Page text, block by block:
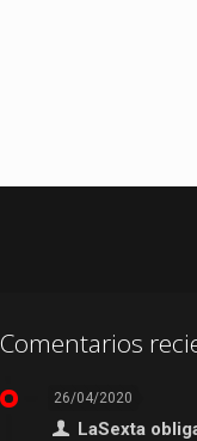
Comentarios
26/04/2020
LaSexta